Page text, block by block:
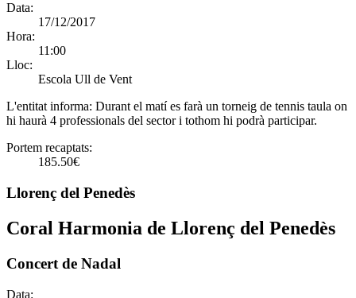
Data:
17/12/2017
Hora:
11:00
Lloc:
Escola Ull de Vent
L'entitat informa: Durant el matí es farà un torneig de tennis taula on
hi haurà 4 professionals del sector i tothom hi podrà participar.
Portem recaptats:
185.50€
Llorenç del Penedès
Coral Harmonia de Llorenç del Penedès
Concert de Nadal
Data: